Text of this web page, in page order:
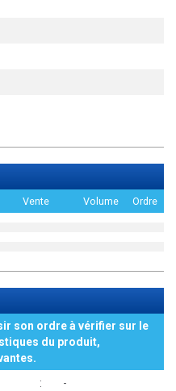
Vente Volume Ordre
son ordre à vérifier sur le
du produit,
:
-